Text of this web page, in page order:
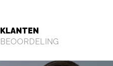
KLANTEN
BEOORDELING